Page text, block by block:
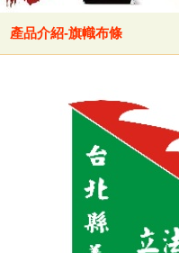
產品介紹-旗幟布條